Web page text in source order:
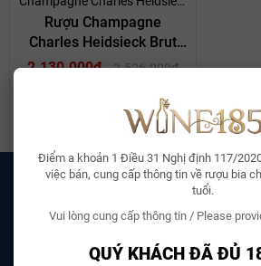
Điểm a khoản 1 Điều 31 Nghị định 117/
việc bán, cung cấp thông tin về rượu bia
tuổi.
Vui lòng cung cấp thông tin / Please
QUÝ KHÁCH ĐÃ ĐỦ
Rượu Champagne
Charles Heidsieck Brut
Réserve
2.130.000₫ 2.526.000₫
CHỨNG NHẬN CO CQ
100% sản phẩm có chứng nhận
ĐẠI
Liên hệ